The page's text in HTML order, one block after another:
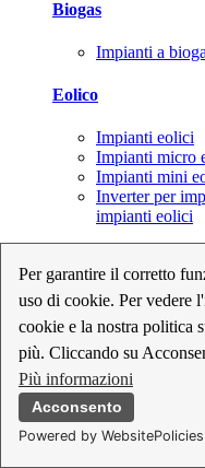
Per garantire il corretto
uso di cookie. Per vedere
cookie e la nostra politica
più. Cliccando su
Più informazioni
Acconsento
Powered by WebsitePolicies
Biogas
Impianti a
Eolico
Impianti eolici
Impianti micro
Impianti mini
Inverter per
impianti eolici
Cavi,
Inverter per
Kit per
Moduli
Sistemi di
Strumenti di
fotovoltaici
Supporti per